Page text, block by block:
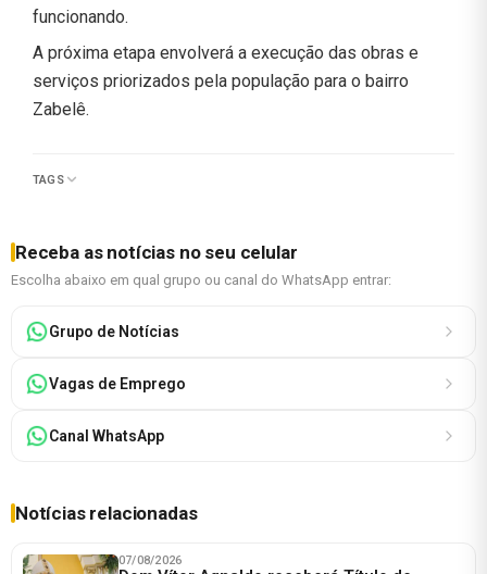
funcionando.
A próxima etapa envolverá a execução das obras e
serviços priorizados pela população para o bairro
Zabelê.
TAGS
Receba as notícias no seu celular
Escolha abaixo em qual grupo ou canal do WhatsApp entrar:
Grupo de Notícias
Vagas de Emprego
Canal WhatsApp
Notícias relacionadas
07/08/2026